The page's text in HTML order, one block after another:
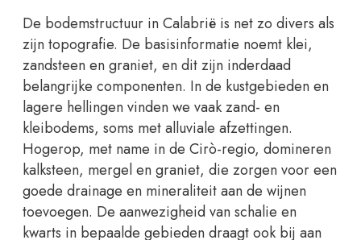
De bodemstructuur in Calabrië is net zo divers als
zijn topografie. De basisinformatie noemt klei,
zandsteen en graniet, en dit zijn inderdaad
belangrijke componenten. In de kustgebieden en
lagere hellingen vinden we vaak zand- en
kleibodems, soms met alluviale afzettingen.
Hogerop, met name in de Cirò-regio, domineren
kalksteen, mergel en graniet, die zorgen voor een
goede drainage en mineraliteit aan de wijnen
toevoegen. De aanwezigheid van schalie en
kwarts in bepaalde gebieden draagt ook bij aan